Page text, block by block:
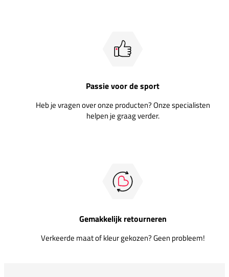
Passie voor de sport
Heb je vragen over onze producten? Onze specialisten
helpen je graag verder.
Gemakkelijk retourneren
Verkeerde maat of kleur gekozen? Geen probleem!